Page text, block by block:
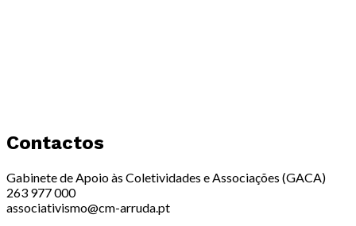
Contactos
Gabinete de Apoio às Coletividades e Associações (GACA)
263 977 000
associativismo@cm-arruda.pt